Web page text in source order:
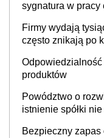
sygnatura w pracy
Firmy wydają
często znikają po
produktów
Powództwo o
istnienie spółki
Bezpieczny zapas